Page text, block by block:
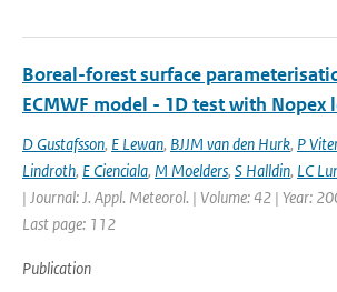
Boreal-forest surface
ECMWF model - 1D test with Nopex
D Gustafsson, E Lewan, BJJM van den Hurk, P
Lindroth, E Cienciala, M Moelders, S Halldin, LC
| Journal: J. Appl. Meteorol. | Volume: 42 | Year:
Last page: 112
Publication